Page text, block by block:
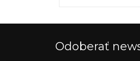
Odoberať